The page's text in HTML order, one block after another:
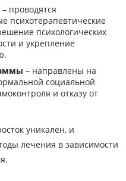
– проводятся
психотерапевтические
психологических
и укрепление
– направлены на
социальной
и отказу от
уникален, и
лечения в зависимости